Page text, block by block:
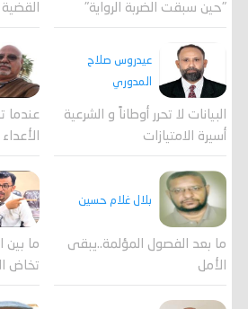
"حين سبقت الضربة الرواية"
عيدروس صلاح
المدوري
البيانات لا تحرر أوطاناً و الشرعية
أسيرة الامتيازات
عندما
الأعداء
بلال غلام حسين
ما بعد الفصول المؤلمة..يبقى
الأمل
ما بين
تخاض